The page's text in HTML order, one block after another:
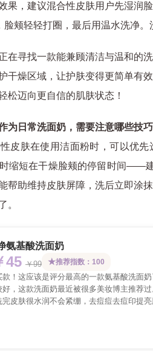
果，建议混合性皮肤用户先湿润
颊轻轻打圈，最后用温水洗净。
在寻找一款能兼顾清洁与温和的
干燥区域，让护肤变得更简单有
松迈向更自信的肌肤状态！
为日常洗面奶，需要注意哪些技
皮肤在使用洁面粉时，可以优
缩短在干燥脸颊的停留时间——
帮助维持皮肤屏障，洗后立即涂
。
氨基酸洗面奶
45 ￥99 推荐指数：100
款！这应该是评分最高的一款氨基酸洗面
好，这款洗面奶最近被很多美妆博主推荐
完皮肤很水润不会紧绷，去痘痘去痘印提